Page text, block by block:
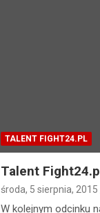
TALENT FIGHT24.PL
Talent
środa, 5 sierpnia, 2015
W kolejnym odcinku